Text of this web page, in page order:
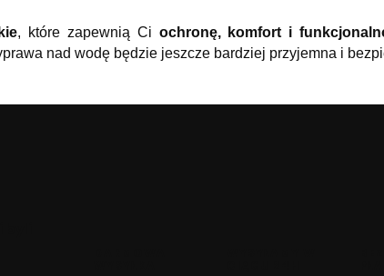
, które zapewnią Ci ochronę, komfort i
nad wodę będzie jeszcze bardziej przyjemna i